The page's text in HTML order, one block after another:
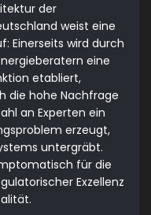
der
weist eine
Einerseits wird durch
eine
etabliert,
die hohe Nachfrage
an Experten ein
erzeugt,
untergräbt.
für die
Exzellenz